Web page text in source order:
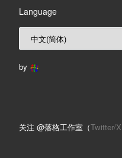
Language
by
关注 @落格工作室（Twitter/X